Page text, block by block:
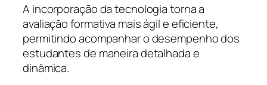
A incorporação da tecnologia torna a
avaliação formativa mais ágil e eficiente,
permitindo acompanhar o desempenho dos
estudantes de maneira detalhada e
dinâmica.